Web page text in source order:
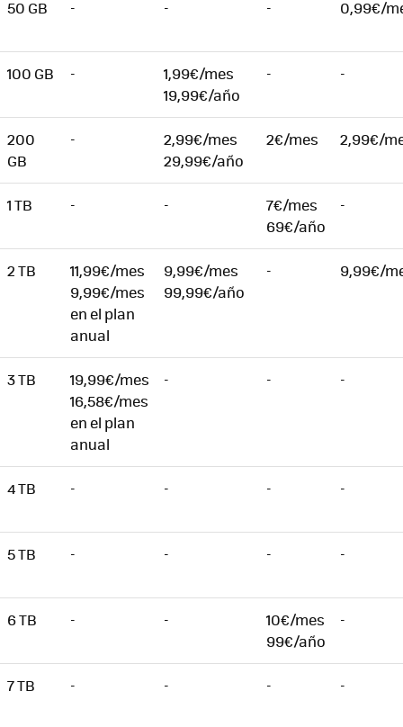
50 GB - - - 0,99€/
100 GB -
1,99€/mes
19,99€/año
- -
200
GB
-
2,99€/mes
29,99€/año
2€/mes 2,99€/
1 TB - -
7€/mes
69€/año
-
2 TB
11,99€/mes
9,99€/mes
en el plan
anual
9,99€/mes
99,99€/año
- 9,99€/
3 TB
19,99€/mes
16,58€/mes
en el plan
anual
- - -
4 TB - - - -
5 TB - - - -
6 TB - -
10€/mes
99€/año
-
7 TB - - - -